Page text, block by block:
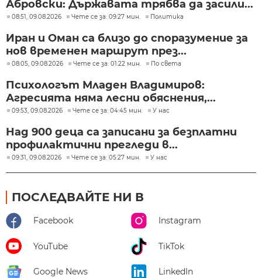
Абровски: Държавата трябва да засили...
08:51, 09.08.2026 Чете се за: 09:27 мин. Политика
Иран и Оман са близо до споразумение за
нов временен маршрут през...
08:05, 09.08.2026 Чете се за: 01:22 мин. По света
Психологът Младен Владимиров:
Агресията няма лесни обяснения,...
09:53, 09.08.2026 Чете се за: 04:45 мин. У нас
Над 900 деца са записани за безплатни
профилактични прегледи в...
09:31, 09.08.2026 Чете се за: 05:27 мин. У нас
ПОСЛЕДВАЙТЕ НИ В
Facebook Instagram
YouTube TikTok
Google News LinkedIn